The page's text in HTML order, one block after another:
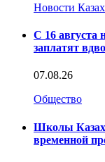
Новости
С 16 августа
заплатят
07.08.26
Общество
Школы
временной